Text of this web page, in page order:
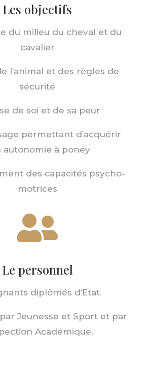
Les objectifs
du milieu du cheval et du
cavalier
l’animal et des règles de
sécurité
de soi et de sa peur
permettant d’acquérir
autonomie à poney
des capacités psycho-
motrices

Le personnel
diplômés d’Etat.
Jeunesse et Sport et par
Académique.